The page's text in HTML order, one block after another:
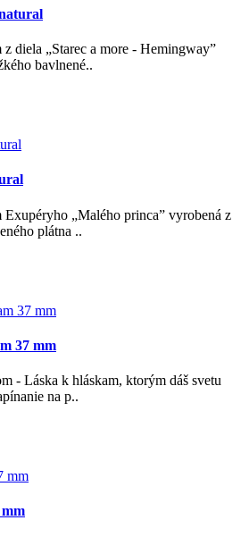
diela „Starec a more - Hemingway”
bavlnené..
Exupéryho „Malého princa” vyrobená z
plátna ..
37 mm
- Láska k hláskam, ktorým dáš svetu
na p..